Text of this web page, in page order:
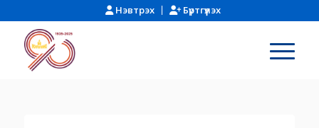
Нэвтрэх Бүртгүүлэх